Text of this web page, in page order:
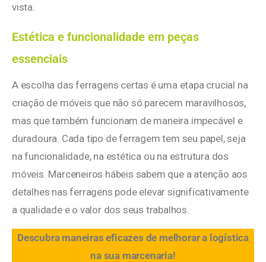
vista.
Estética e funcionalidade em peças
essenciais
A escolha das ferragens certas é uma etapa crucial na
criação de móveis que não só parecem maravilhosos,
mas que também funcionam de maneira impecável e
duradoura. Cada tipo de ferragem tem seu papel, seja
na funcionalidade, na estética ou na estrutura dos
móveis. Marceneiros hábeis sabem que a atenção aos
detalhes nas ferragens pode elevar significativamente
a qualidade e o valor dos seus trabalhos.
Descubra maneiras eficazes de melhorar a logística
na sua marcenaria!